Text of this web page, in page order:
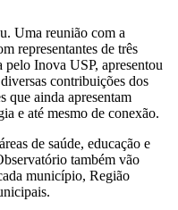
Uma reunião com a
representantes de três
Inova USP, apresentou
contribuições dos
que ainda apresentam
e até mesmo de conexão.
de saúde, educação e
também vão
município, Região